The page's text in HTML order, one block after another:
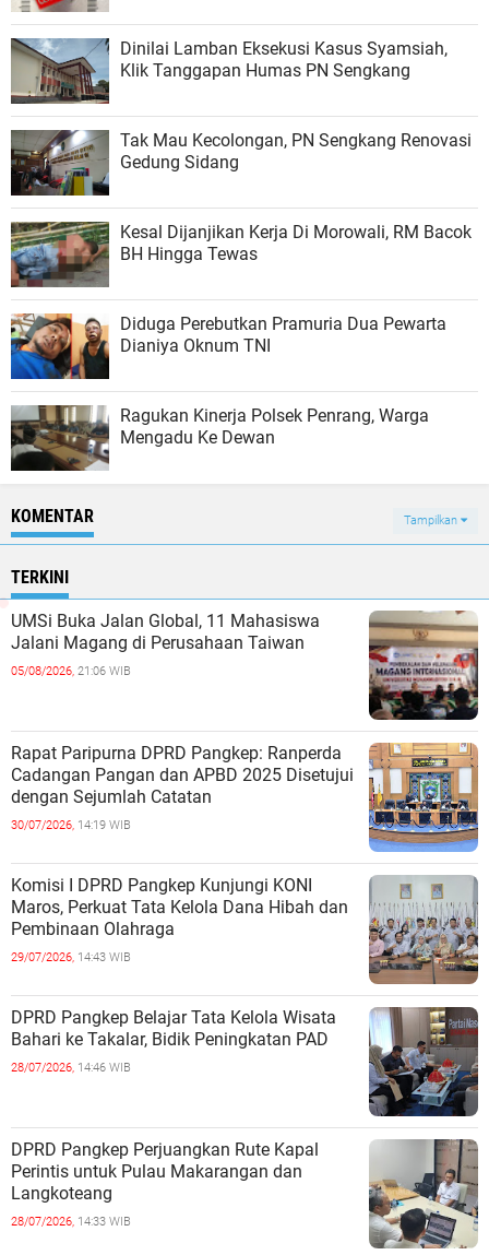
Dinilai Lamban Eksekusi Kasus Syamsiah,
Klik Tanggapan Humas PN Sengkang
Tak Mau Kecolongan, PN Sengkang Renovasi
Gedung Sidang
Kesal Dijanjikan Kerja Di Morowali, RM Bacok
BH Hingga Tewas
Diduga Perebutkan Pramuria Dua Pewarta
Dianiya Oknum TNI
Ragukan Kinerja Polsek Penrang, Warga
Mengadu Ke Dewan
KOMENTAR Tampilkan
TERKINI
UMSi Buka Jalan Global, 11 Mahasiswa
Jalani Magang di Perusahaan Taiwan
05/08/2026, 21:06 WIB
Rapat Paripurna DPRD Pangkep: Ranperda
Cadangan Pangan dan APBD 2025 Disetujui
dengan Sejumlah Catatan
30/07/2026, 14:19 WIB
Komisi I DPRD Pangkep Kunjungi KONI
Maros, Perkuat Tata Kelola Dana Hibah dan
Pembinaan Olahraga
29/07/2026, 14:43 WIB
DPRD Pangkep Belajar Tata Kelola Wisata
Bahari ke Takalar, Bidik Peningkatan PAD
28/07/2026, 14:46 WIB
DPRD Pangkep Perjuangkan Rute Kapal
Perintis untuk Pulau Makarangan dan
Langkoteang
28/07/2026, 14:33 WIB